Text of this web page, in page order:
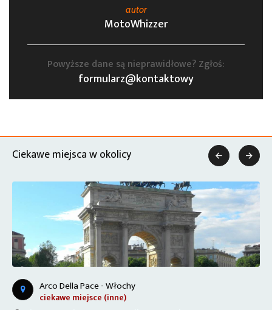
autor
MotoWhizzer
Powyższe dane są nieprawidłowe? Zgłoś:
formularz@kontaktowy
Ciekawe miejsca w okolicy
Arco Della Pace - Włochy
ciekawe miejsce (inne)
 